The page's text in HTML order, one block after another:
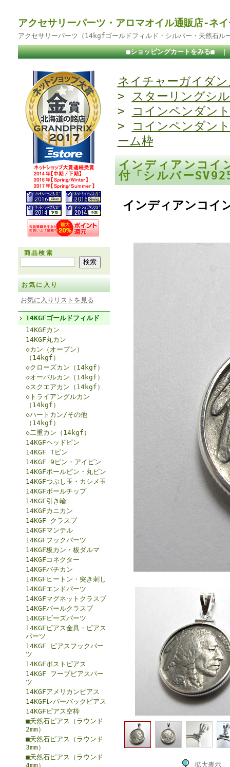
アクセサリーパーツ・アロマオイル通販店-ネ
アクセサリーパーツ（14kgfゴールドフィルド・シルバー・天然石ル
■ショッピングカートをみる■
商品検索
お気に入り
お気に入りリストを見る
14KGFゴールドフィルド
14KGFカン
14KGF丸カン
◇カン（オープン）
（14kgf）
◇クローズカン（14kgf）
◇オーバルカン（14kgf）
◇スクエアカン（14kgf）
◇トライアングルカン
（14kgf）
◇ハートカン/その他
（14kgf）
◇二重カン（14kgf）
14KGFヘッドピン
14KGF Tピン
14KGF 9ピン・アイピン
14KGFボールピン・丸ピン
14KGFつぶし玉・カシメ玉
14KGFボールチップ
14KGF引き輪
14KGFカニカン
14KGF クラスプ
14KGFマンテル
14KGFフックパーツ
14KGF板カン・板ダルマ
14KGFコネクター
14KGFバチカン
14KGFヒートン・突き刺し
14KGFエンドパーツ
14KGFマグネットクラスプ
14KGFパールクラスプ
14KGFビーズパーツ
14KGFピアス金具・ピアス
パーツ
14KGF ピアスフックパー
ツ
14KGFポストピアス
14KGF フープピアスパー
ツ
14KGFアメリカンピアス
14KGFレバーバックピアス
14KGFピアス空枠
■天然石ピアス（ラウンド
2mm）
■天然石ピアス（ラウンド
3mm）
■天然石ピアス（ラウンド
4mm）
ネイチャーガイダン
> スターリングシ
>
コインペンダン
>
コインペンダン
ーム枠
インディアンコイ
付「シルバー
インディアンコイ
拡大表示